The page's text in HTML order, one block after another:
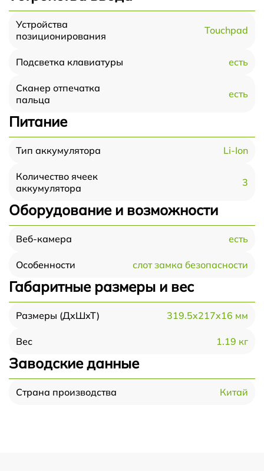
Устройства
позиционирования
Touchpad
Подсветка клавиатуры есть
Сканер отпечатка
пальца
есть
Питание
Тип аккумулятора Li-Ion
Количество ячеек
аккумулятора
3
Оборудование и возможности
Веб-камера есть
Особенности слот замка безопасности
Габаритные размеры и вес
Размеры (ДхШхТ) 319.5x217x16 мм
Вес 1.19 кг
Заводские данные
Страна производства Китай